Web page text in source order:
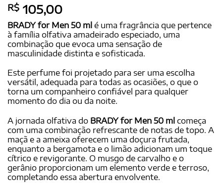
Avaliado
como5de
5, com
baseado em
10
avaliações
de clientes
R$ 105,00
BRADY for Men 50 ml é uma fragrância que pertence
à família olfativa amadeirado especiado, uma
combinação que evoca uma sensação de
masculinidade distinta e sofisticada.
Este perfume foi projetado para ser uma escolha
versátil, adequada para todas as ocasiões, o que o
torna um companheiro confiável para qualquer
momento do dia ou da noite.
A jornada olfativa do BRADY for Men 50 ml começa
com uma combinação refrescante de notas de topo. A
maçã e a ameixa oferecem uma doçura frutada,
enquanto a bergamota e o limão adicionam um toque
cítrico e revigorante. O musgo de carvalho e o
gerânio proporcionam um elemento verde e terroso,
completando essa abertura envolvente.